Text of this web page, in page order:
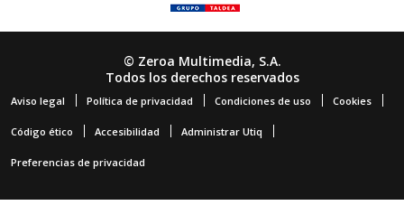
© Zeroa Multimedia, S.A.
Todos los derechos reservados
Aviso legal Política de privacidad Condiciones de uso Cookies
Código ético Accesibilidad Administrar Utiq
Preferencias de privacidad